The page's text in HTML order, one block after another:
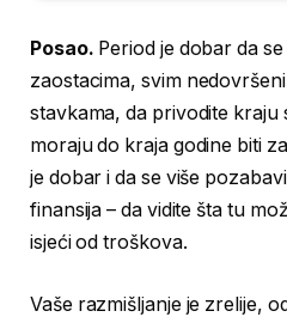
Posao. Period je dobar da
zaostacima, svim
stavkama, da privodite kraju
moraju do kraja godine biti
je dobar i da se više
finansija – da vidite šta tu
isjeći od troškova.
Vaše razmišljanje je zrelije,